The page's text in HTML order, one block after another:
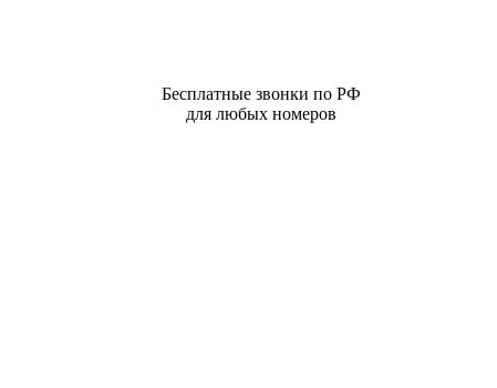
Бесплатные звонки по РФ
для любых номеров